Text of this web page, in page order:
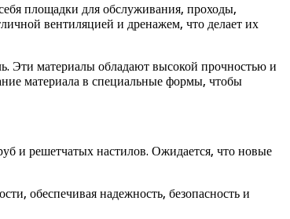
площадки для обслуживания, проходы,
вентиляцией и дренажем, что делает их
Эти материалы обладают высокой прочностью и
материала в специальные формы, чтобы
и решетчатых настилов. Ожидается, что новые
обеспечивая надежность, безопасность и